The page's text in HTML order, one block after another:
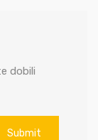
dobili